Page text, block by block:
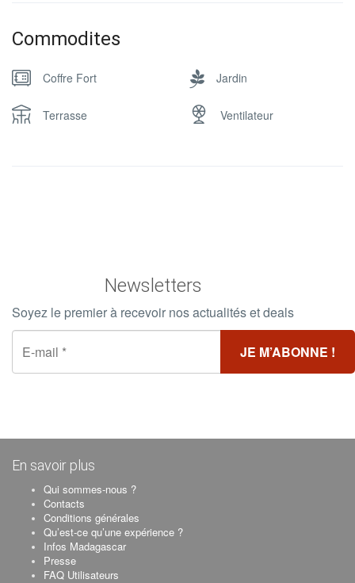
Commodites
Coffre Fort Jardin
Terrasse Ventilateur
Newsletters
Soyez le premier à recevoir nos actualités et deals
En savoir plus
Qui sommes-nous ?
Contacts
Conditions générales
Qu’est-ce qu’une expérience ?
Infos Madagascar
Presse
FAQ Utilisateurs